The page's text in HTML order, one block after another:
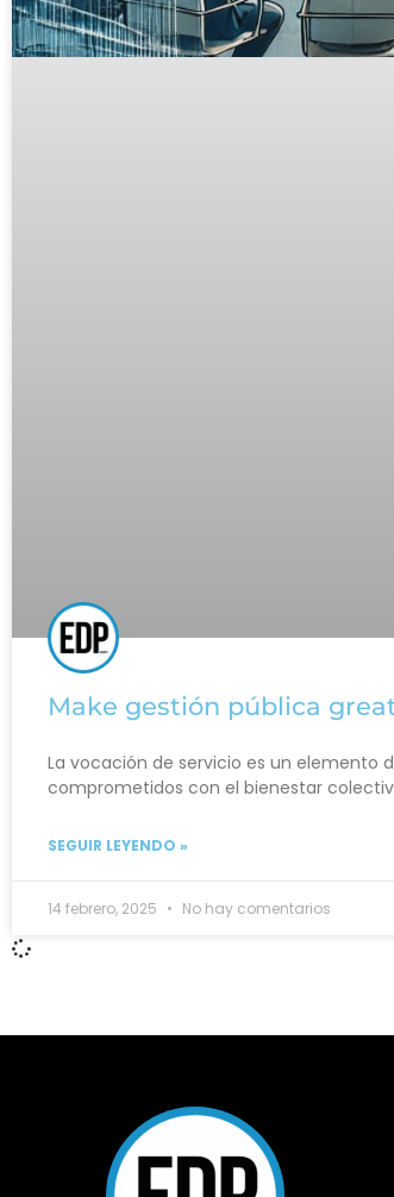
Make gestión pública
La vocación de servicio es un elemento
comprometidos con el bienestar
SEGUIR LEYENDO »
14 febrero, 2025 No hay comentarios